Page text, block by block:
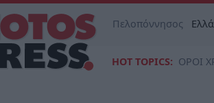
Πελοπόννησος
HOT TOPICS: ΟΡΟΙ